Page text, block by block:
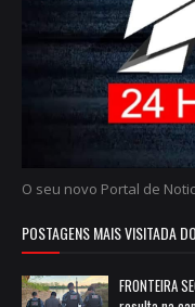
O seu novo Portal de
POSTAGENS MAIS VISITADA
FRONTEIRA